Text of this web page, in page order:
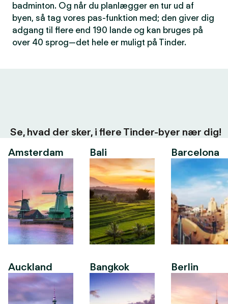
badminton. Og når du planlægger en tur ud af
byen, så tag vores pas-funktion med; den giver dig
adgang til flere end 190 lande og kan bruges på
over 40 sprog—det hele er muligt på Tinder.
Se, hvad der sker, i flere Tinder-byer nær dig!
Amsterdam
Auckland
Bali
Bangkok
Barcelona
Berlin